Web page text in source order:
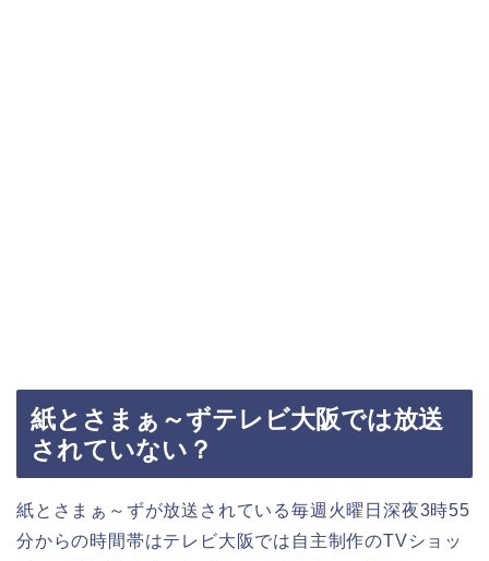
紙とさまぁ～ずテレビ大阪では放送
されていない？
紙とさまぁ～ずが放送されている毎週火曜日深夜3時55
分からの時間帯はテレビ大阪では自主制作のTVショッ